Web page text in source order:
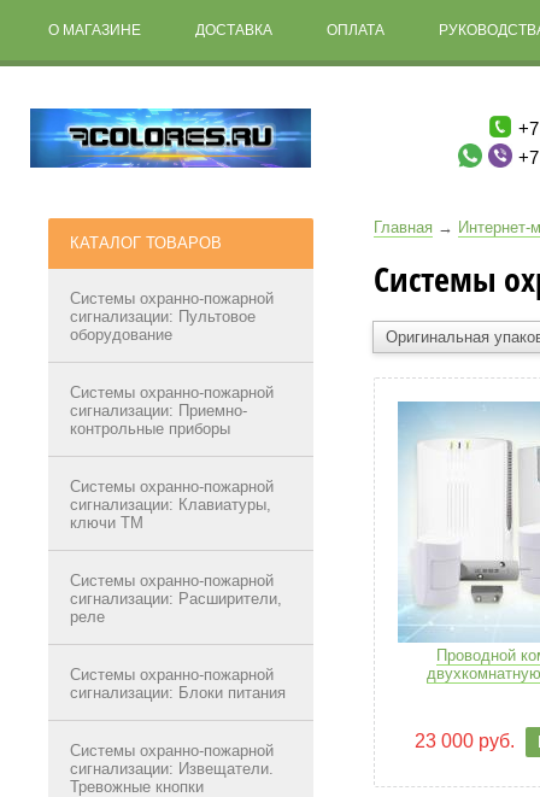
О МАГАЗИНЕ ДОСТАВКА ОПЛАТА
КАТАЛОГ ТОВАРОВ
Системы охранно-пожарной
сигнализации: Пультовое
оборудование
Системы охранно-пожарной
сигнализации: Приемно-
контрольные приборы
Системы охранно-пожарной
сигнализации: Клавиатуры,
ключи ТМ
Системы охранно-пожарной
сигнализации: Расширители,
реле
Системы охранно-пожарной
сигнализации: Блоки питания
Системы охранно-пожарной
сигнализации: Извещатели.
Тревожные кнопки
Главная → Интернет-
Системы
Оригинальная
Проводной
23 000 руб.